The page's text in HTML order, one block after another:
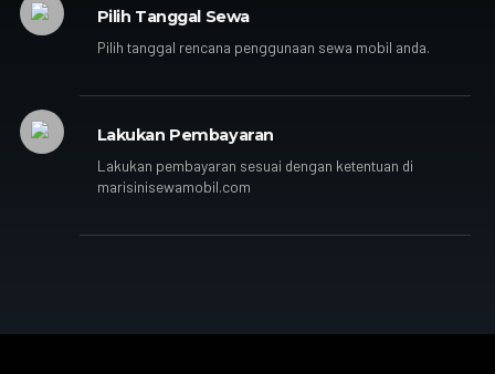
Pilih Tanggal Sewa
Pilih tanggal rencana penggunaan sewa mobil anda.
Lakukan Pembayaran
Lakukan pembayaran sesuai dengan ketentuan di
marisinisewamobil.com